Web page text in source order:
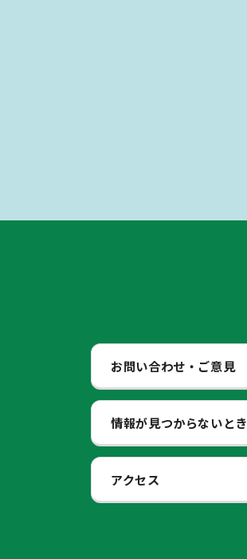
お問い合わせ・ご意見
情報が見つからないと
アクセス